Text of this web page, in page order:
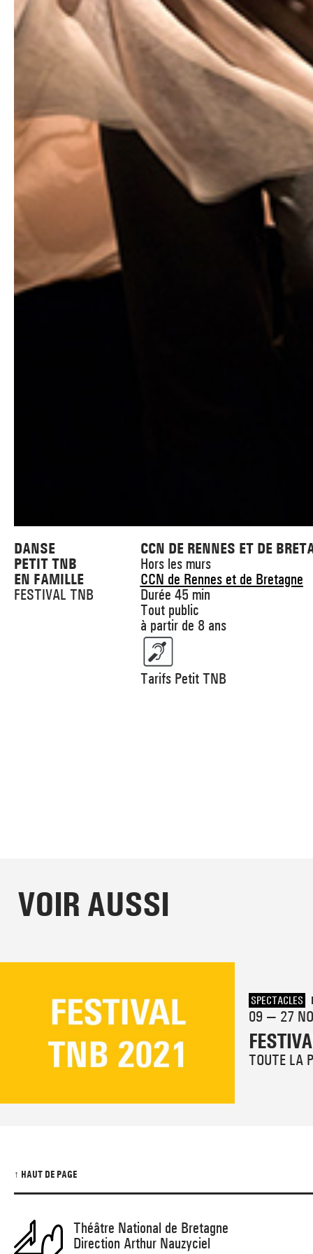
DANSE
PETIT TNB
EN FAMILLE
FESTIVAL TNB
CCN DE RENNES ET DE
Hors les murs
CCN de Rennes et de Bretagne
Durée 45 min
Tout public
à partir de 8 ans
Tarifs Petit TNB
VOIR AUSSI
09 — 27
TOUTE LA
↑ HAUT DE PAGE
Théâtre National de Bretagne
Direction Arthur Nauzyciel